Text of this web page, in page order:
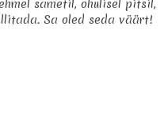
sametil, õhulisel pitsil,
Sa oled seda väärt!